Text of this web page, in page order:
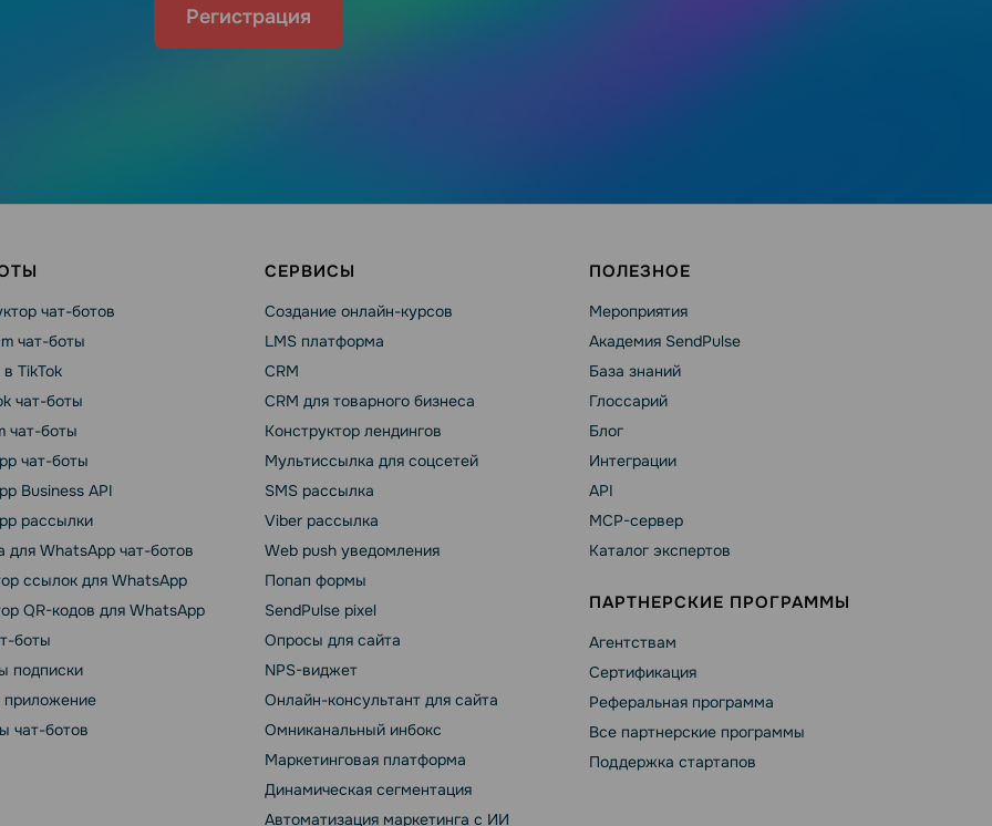
Регистрация
чат-ботов
чат-боты
TikTok
чат-боты
чат-боты
чат-боты
Business API
рассылки
для WhatsApp чат-ботов
ссылок для WhatsApp
QR-кодов для WhatsApp
боты
подписки
приложение
чат-ботов
СЕРВИСЫ
Создание онлайн-курсов
LMS платформа
CRM
CRM для товарного бизнеса
Конструктор лендингов
Мультиссылка для соцсетей
SMS рассылка
Viber рассылка
Web push уведомления
Попап формы
SendPulse pixel
Опросы для сайта
NPS-виджет
Онлайн-консультант для сайта
Омниканальный инбокс
Маркетинговая платформа
Динамическая сегментация
Автоматизация маркетинга с ИИ
ПОЛЕЗНОЕ
Мероприятия
Академия SendPulse
База знаний
Глоссарий
Блог
Интеграции
API
MCP-сервер
Каталог экспертов
ПАРТНЕРСКИЕ ПРОГРАММЫ
Агентствам
Сертификация
Реферальная программа
Все партнерские программы
Поддержка стартапов